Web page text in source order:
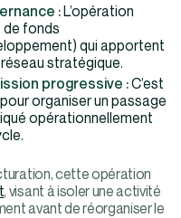
:L’opération
de fonds
qui apportent
stratégique.
progressive :C’est
organiser un passage
opérationnellement
cette opération
, visant à isoler une activité
avant de réorganiser le